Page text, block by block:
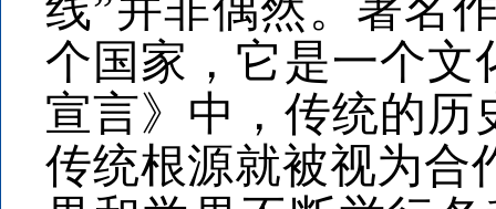
个国家，它是一个文
宣言》中，传统的历
传统根源就被视为合